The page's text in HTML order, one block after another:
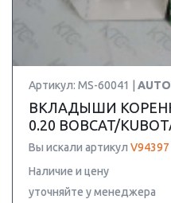
Артикул: MS-60041 |
ВКЛАДЫШИ
0.20 BOBCAT/
Вы искали артикул V94397
Наличие и цену
уточняйте у менеджера